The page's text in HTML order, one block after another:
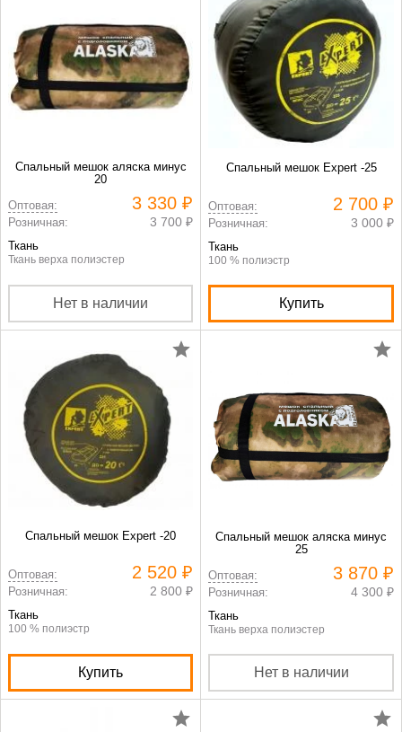
Спальный мешок аляска минус
20
Оптовая:
3 330 ₽
Розничная: 3 700 ₽
Ткань
Ткань верха полиэстер
Нет в наличии
Спальный мешок Expert -25
Оптовая: 2 700 ₽
Розничная: 3 000 ₽
Ткань
100 % полиэстр
Купить
Спальный мешок Expert -20
Оптовая: 2 520 ₽
Розничная: 2 800 ₽
Ткань
100 % полиэстр
Купить
Спальный мешок аляска минус
25
Оптовая:
3 870 ₽
Розничная: 4 300 ₽
Ткань
Ткань верха полиэстер
Нет в наличии